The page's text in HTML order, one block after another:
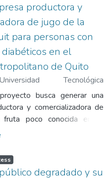
productora y
de jugo de la
para personas con
en el
de Quito
Tecnológica
2024) Gómez Andrango,
;Sánchez Montero, Ivanna
busca generar una
y comercializadora de
poco conocida en el
el Jackfruit, la cual tiene un
muy apetecido
principalmente en Estados
degradado y su